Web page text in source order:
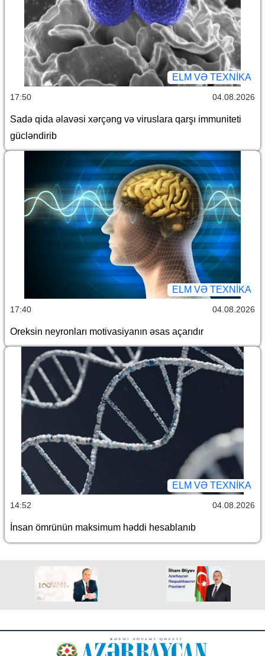
ELM VƏ TEXNIKA
17:50 04.08.2026
Sadə qida əlavəsi xərçəng və viruslara qarşı immuniteti
gücləndirib
ELM VƏ TEXNIKA
17:40 04.08.2026
Oreksin neyronları motivasiyanın əsas açarıdır
ELM VƏ TEXNIKA
14:52 04.08.2026
İnsan ömrünün maksimum həddi hesablanıb